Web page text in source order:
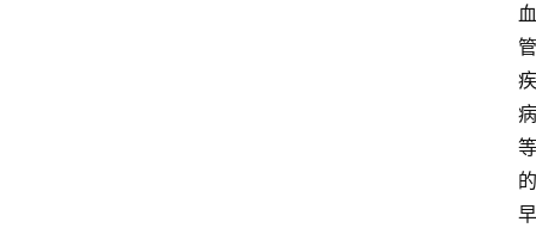
血
管
疾
病
等
的
早